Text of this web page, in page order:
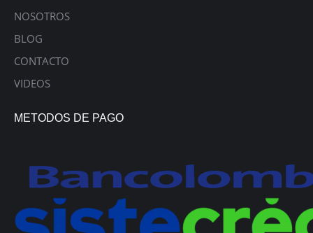
NOSOTROS
BLOG
CONTACTO
VIDEOS
METODOS DE PAGO